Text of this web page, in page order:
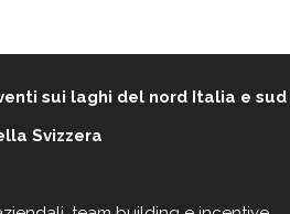
sui laghi del nord Italia e sud
Svizzera